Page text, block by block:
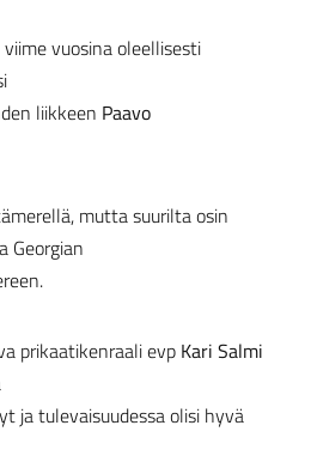
vuosina oleellisesti
liikkeen Paavo
mutta suurilta osin
Georgian
prikaatikenraali evp Kari Salmi
ja tulevaisuudessa olisi hyvä